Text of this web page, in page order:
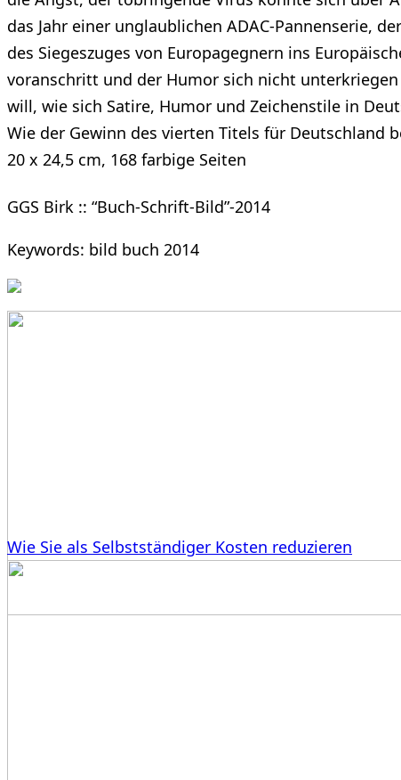
das Jahr einer unglaublichen ADAC-Pannenserie,
des Siegeszuges von Europagegnern ins
voranschritt und der Humor sich nicht
will, wie sich Satire, Humor und Zeichenstile in
Wie der Gewinn des vierten Titels für Deutschland
20 x 24,5 cm, 168 farbige Seiten
GGS Birk :: “Buch-Schrift-Bild”-2014
Keywords: bild buch 2014
Wie Sie als Selbstständiger Kosten reduzieren